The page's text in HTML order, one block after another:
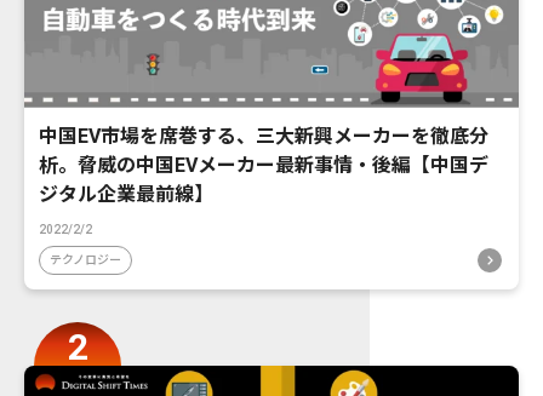
中国EV市場を席巻する、三大新興メーカーを徹底分
析。脅威の中国EVメーカー最新事情・後編【中国デ
ジタル企業最前線】
2022/2/2
テクノロジー